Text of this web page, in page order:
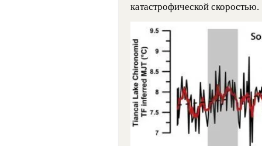
катастрофической скоростью.